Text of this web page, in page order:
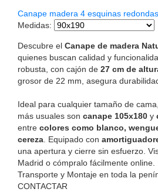
Canape madera 4 esquinas
Medidas:
Descubre el Canape de madera
quienes buscan calidad y
robusta, con cajón de 27 cm de
grosor de 22 mm, asegura
Ideal para cualquier tamaño de
más usuales son canape 105x180 y
entre colores como blanco,
cereza . Equipado con
una apertura y cierre sin esfuerzo.
Madrid o cómpralo fácilmente online.
Transporte y Montaje en toda la
CONTACTAR